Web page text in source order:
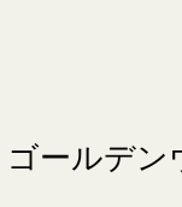
ールデン